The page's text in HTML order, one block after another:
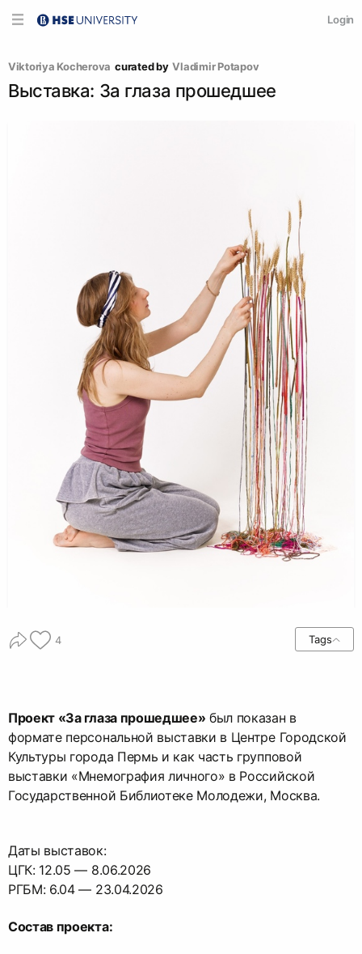
Login
Viktoriya Kocherova curated by Vladimir Potapov
Выставка: За глаза прошедшее
4 Tags
Проект «За глаза прошедшее» был показан в
формате персональной выставки в Центре Городской
Культуры города Пермь и как часть групповой
выставки «Мнемография личного» в Российской
Государственной Библиотеке Молодежи, Москва.
Даты выставок:
ЦГК: 12.05 — 8.06.2026
РГБМ: 6.04 — 23.04.2026
Состав проекта: